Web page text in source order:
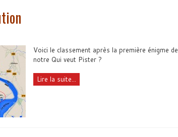
Voici le classement après la première énigme de
notre Qui veut Pister ?
Lire la suite...